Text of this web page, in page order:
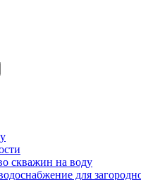
скважин на воду
для